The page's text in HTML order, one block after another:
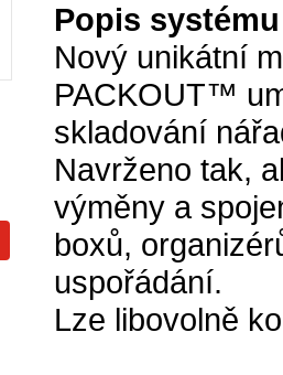
Popis
Nový unikátní
PACKOUT™
skladování
Navrženo tak,
výměny a
boxů,
uspořádání.
Lze libovolně